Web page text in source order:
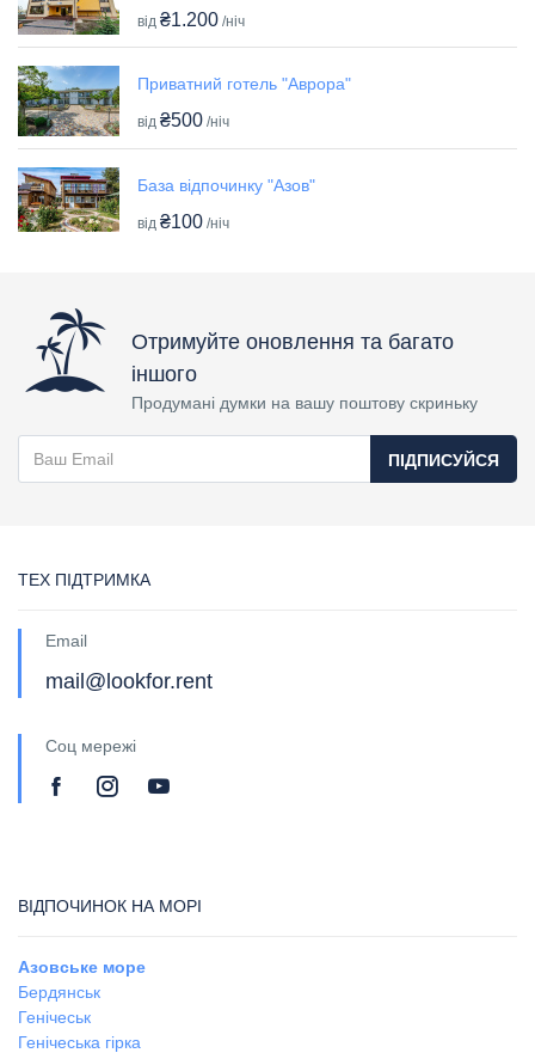
від ₴1.200 /ніч
Приватний готель "Аврора"
від ₴500 /ніч
База відпочинку "Азов"
від ₴100 /ніч
Отримуйте оновлення та багато
іншого
Продумані думки на вашу поштову скриньку
ПІДПИСУЙСЯ
ТЕХ ПІДТРИМКА
Email
mail@lookfor.rent
Соц мережі
ВІДПОЧИНОК НА МОРІ
Азовське море
Бердянськ
Генічеськ
Генічеська гірка